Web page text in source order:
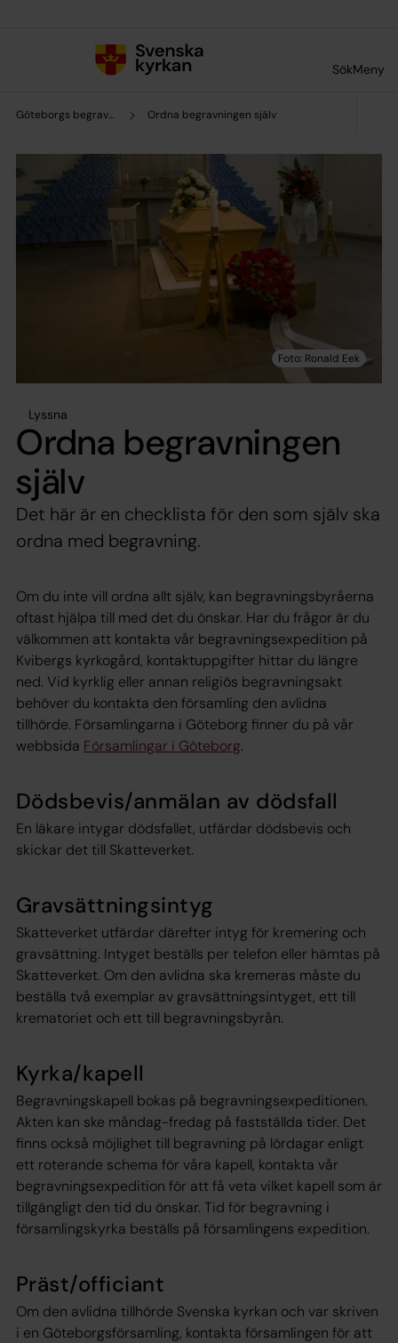
SökMeny
Göteborgs begravningssamfällighet Ordna begravningen själv
Lyssna
Ordna begravningen
själv
Det här är en checklista för den som själv ska
ordna med begravning.
Om du inte vill ordna allt själv, kan begravningsbyråerna
oftast hjälpa till med det du önskar. Har du frågor är du
välkommen att kontakta vår begravningsexpedition på
Kvibergs kyrkogård, kontaktuppgifter hittar du längre
ned. Vid kyrklig eller annan religiös begravningsakt
behöver du kontakta den församling den avlidna
tillhörde. Församlingarna i Göteborg finner du på vår
webbsida Församlingar i Göteborg.
Dödsbevis/anmälan av dödsfall
En läkare intygar dödsfallet, utfärdar dödsbevis och
skickar det till Skatteverket.
Gravsättningsintyg
Skatteverket utfärdar därefter intyg för kremering och
gravsättning. Intyget beställs per telefon eller hämtas på
Skatteverket. Om den avlidna ska kremeras måste du
beställa två exemplar av gravsättningsintyget, ett till
krematoriet och ett till begravningsbyrån.
Kyrka/kapell
Begravningskapell bokas på begravningsexpeditionen.
Akten kan ske måndag-fredag på fastställda tider. Det
finns också möjlighet till begravning på lördagar enligt
ett roterande schema för våra kapell, kontakta vår
begravningsexpedition för att få veta vilket kapell som är
tillgängligt den tid du önskar. Tid för begravning i
församlingskyrka beställs på församlingens expedition.
Präst/officiant
Om den avlidna tillhörde Svenska kyrkan och var skriven
i en Göteborgsförsamling, kontakta församlingen för att